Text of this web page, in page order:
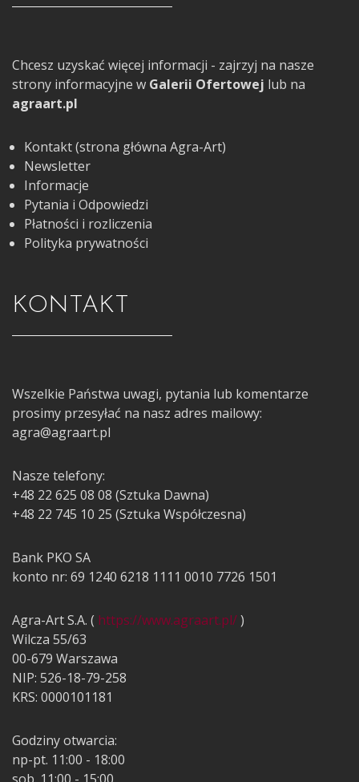
Chcesz uzyskać więcej informacji - zajrzyj na nasze
strony informacyjne w Galerii Ofertowej lub na
agraart.pl
Kontakt (strona główna Agra-Art)
Newsletter
Informacje
Pytania i Odpowiedzi
Płatności i rozliczenia
Polityka prywatności
KONTAKT
Wszelkie Państwa uwagi, pytania lub komentarze
prosimy przesyłać na nasz adres mailowy:
agra@agraart.pl
Nasze telefony:
+48 22 625 08 08 (Sztuka Dawna)
+48 22 745 10 25 (Sztuka Współczesna)
Bank PKO SA
konto nr: 69 1240 6218 1111 0010 7726 1501
Agra-Art S.A. ( https://www.agraart.pl/)
Wilcza 55/63
00-679 Warszawa
NIP: 526-18-79-258
KRS: 0000101181
Godziny otwarcia:
np-pt. 11:00 - 18:00